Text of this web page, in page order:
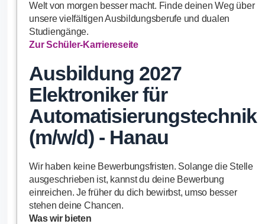
Welt von morgen besser macht. Finde deinen Weg über
unsere vielfältigen Ausbildungsberufe und dualen
Studiengänge.
Zur Schüler-Karriereseite
Ausbildung 2027
Elektroniker für
Automatisierungstechnik
(m/w/d) - Hanau
Wir haben keine Bewerbungsfristen. Solange die Stelle
ausgeschrieben ist, kannst du deine Bewerbung
einreichen. Je früher du dich bewirbst, umso besser
stehen deine Chancen.
Was wir bieten